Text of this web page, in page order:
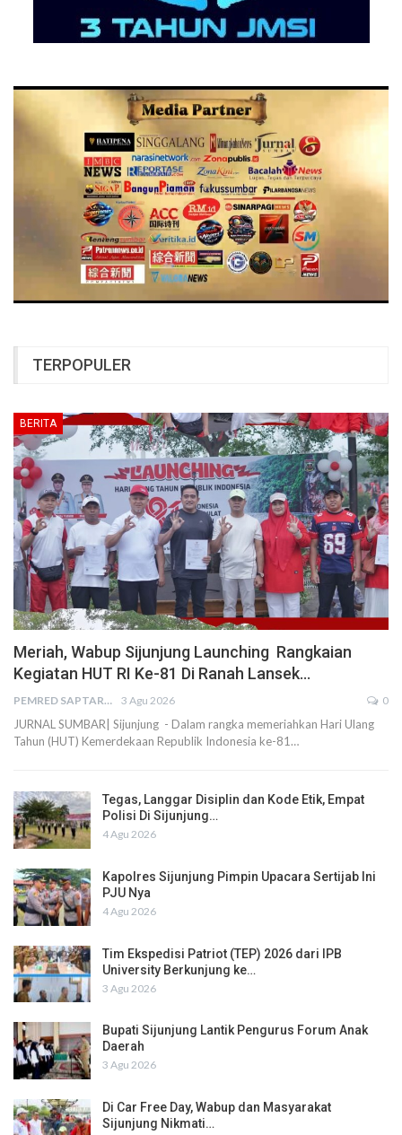
TERPOPULER
BERITA
Meriah, Wabup Sijunjung Launching Rangkaian
Kegiatan HUT RI Ke-81 Di Ranah Lansek…
PEMRED SAPTARIUS 3 Agu 2026 0
JURNAL SUMBAR| Sijunjung - Dalam rangka memeriahkan Hari Ulang
Tahun (HUT) Kemerdekaan Republik Indonesia ke-81…
Tegas, Langgar Disiplin dan Kode Etik, Empat
Polisi Di Sijunjung…
4 Agu 2026
Kapolres Sijunjung Pimpin Upacara Sertijab Ini
PJU Nya
4 Agu 2026
Tim Ekspedisi Patriot (TEP) 2026 dari IPB
University Berkunjung ke…
3 Agu 2026
Bupati Sijunjung Lantik Pengurus Forum Anak
Daerah
3 Agu 2026
Di Car Free Day, Wabup dan Masyarakat
Sijunjung Nikmati…